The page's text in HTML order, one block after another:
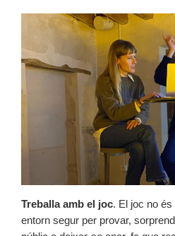
Treballa amb el joc. El joc no
entorn segur per provar,